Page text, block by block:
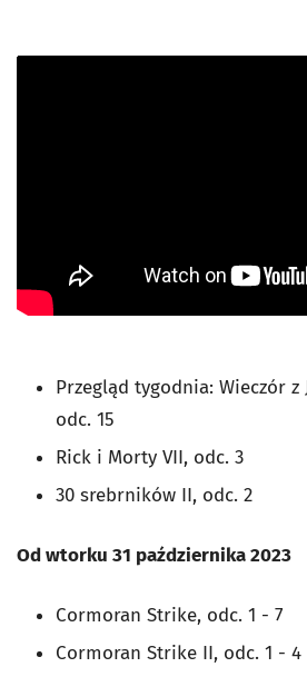
Przegląd tygodnia: Wieczór z
odc. 15
Rick i Morty VII, odc. 3
30 srebrników II, odc. 2
Od wtorku 31 października 2023
Cormoran Strike, odc. 1 - 7
Cormoran Strike II, odc. 1 - 4